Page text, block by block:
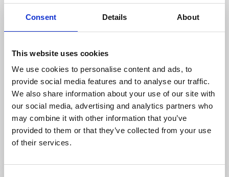
Consent Details About
This website uses cookies
We use cookies to personalise content and ads, to
provide social media features and to analyse our traffic.
We also share information about your use of our site with
our social media, advertising and analytics partners who
may combine it with other information that you’ve
provided to them or that they’ve collected from your use
of their services.
Stugor och stugbyar Vandrarhem
Bryggvingen Restaurang & Fiskaffär
Lyr, Orust
4.5★★★ ★★ (954)
Saltstänkt restaurang med oslagbar havsutsikt